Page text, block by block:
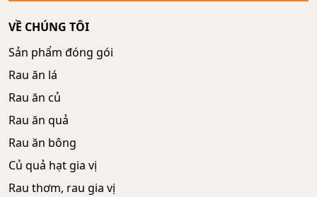
VỀ CHÚNG TÔI
Sản phẩm đóng gói
Rau ăn lá
Rau ăn củ
Rau ăn quả
Rau ăn bông
Củ quả hạt gia vị
Rau thơm, rau gia vị